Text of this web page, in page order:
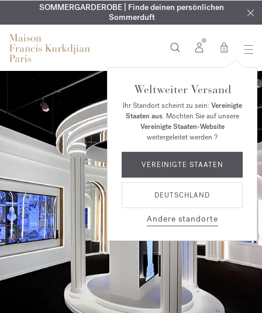
EXKLUSIV | Erhalten Sie OUD velvet moodin Ihrer Bestellung*
KOSTENLOSE GRAVUR | Auf alle Düfte und Körperöle bis zum
9. August
SOMMERGARDEROBE | Finde deinen persönlichen
Sommerduft
0
Weltweiter Versand
Ihr Standort scheint zu sein: Vereinigte
Staaten aus. Möchten Sie auf unsere
Vereinigte Staaten-Website
weitergeleitet werden ?
VEREINIGTE STAATEN
DEUTSCHLAND
Andere standorte